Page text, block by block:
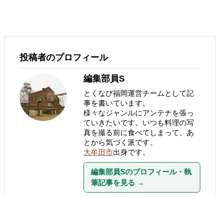
投稿者のプロフィール
編集部員S
とくなび福岡運営チームとして記
事を書いています。
様々なジャンルにアンテナを張っ
ていきたいです。いつも料理の写
真を撮る前に食べてしまって、あ
とから気づく派です。
大牟田市出身です。
編集部員Sのプロフィール・執
筆記事を見る →